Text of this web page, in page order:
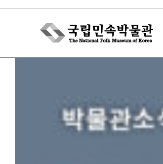
Skip